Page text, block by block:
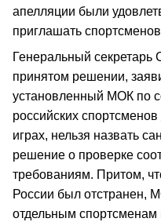
апелляции были
приглашать
Генеральный
принятом решении,
установленный МОК по
российских
играх, нельзя назвать
решение о проверке
требованиям. Притом,
России был отстранен,
отдельным спортсменам